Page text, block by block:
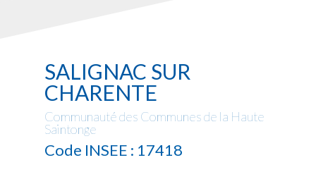
SALIGNAC SUR
CHARENTE
Communauté des Communes de la Haute
Saintonge
Code INSEE : 17418